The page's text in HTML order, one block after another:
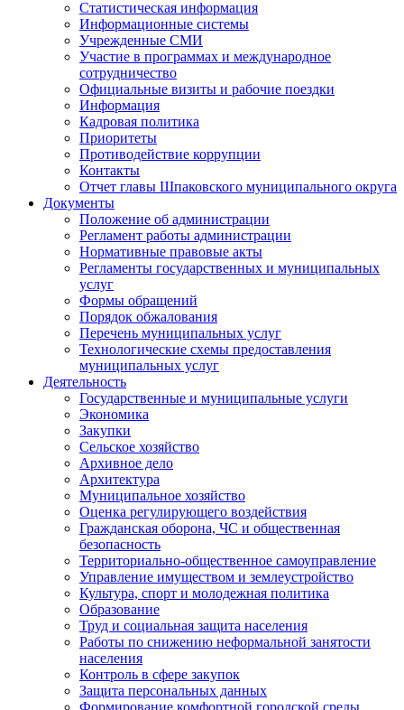
Статистическая информация
Информационные системы
Учрежденные СМИ
Участие в программах и международное
сотрудничество
Официальные визиты и рабочие поездки
Информация
Кадровая политика
Приоритеты
Противодействие коррупции
Контакты
Отчет главы Шпаковского муниципального округа
Документы
Положение об администрации
Регламент работы администрации
Нормативные правовые акты
Регламенты государственных и муниципальных
услуг
Формы обращений
Порядок обжалования
Перечень муниципальных услуг
Технологические схемы предоставления
муниципальных услуг
Деятельность
Государственные и муниципальные услуги
Экономика
Закупки
Сельское хозяйство
Архивное дело
Архитектура
Муниципальное хозяйство
Оценка регулирующего воздействия
Гражданская оборона, ЧС и общественная
безопасность
Территориально-общественное самоуправление
Управление имуществом и землеустройство
Культура, спорт и молодежная политика
Образование
Труд и социальная защита населения
Работы по снижению неформальной занятости
населения
Контроль в сфере закупок
Защита персональных данных